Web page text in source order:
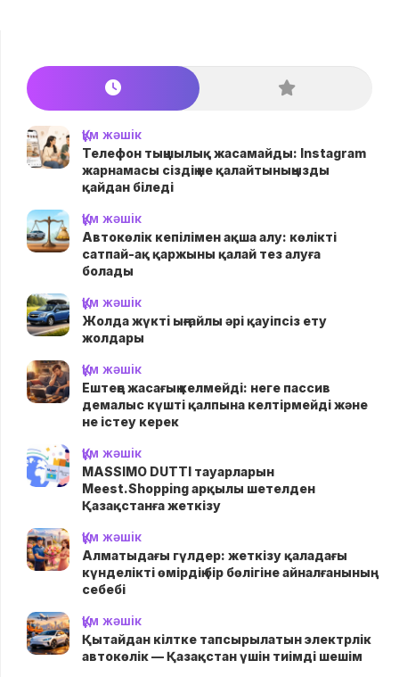
Құм жәшік
Телефон тыңшылық жасамайды: Instagram
жарнамасы сіздің не қалайтыныңызды
қайдан біледі
Құм жәшік
Автокөлік кепілімен ақша алу: көлікті
сатпай-ақ қаржыны қалай тез алуға
болады
Құм жәшік
Жолда жүктi ыңғайлы әрі қауіпсіз ету
жолдары
Құм жәшік
Ештеңе жасағың келмейді: неге пассив
демалыс күшті қалпына келтірмейді және
не істеу керек
Құм жәшік
MASSIMO DUTTI тауарларын
Meest.Shopping арқылы шетелден
Қазақстанға жеткізу
Құм жәшік
Алматыдағы гүлдер: жеткізу қаладағы
күнделікті өмірдің бір бөлігіне айналғанының
себебі
Құм жәшік
Қытайдан кілтке тапсырылатын электрлік
автокөлік — Қазақстан үшін тиімді шешім